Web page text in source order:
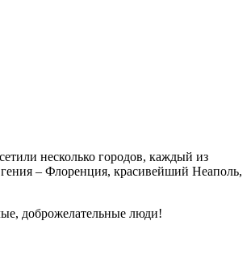
несколько городов, каждый из
– Флоренция, красивейший Неаполь,
доброжелательные люди!